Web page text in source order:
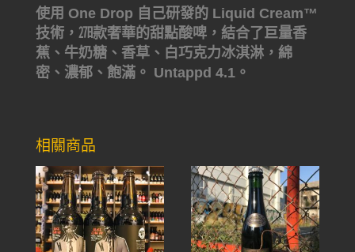
使用 One Drop 自己研發的 Liquid Cream™
技術，㏺款奢華的甜點酸啤，結合了巨量香
蕉、牛奶糖、香草、白巧克力冰淇淋，綿
密、濃郁、飽滿。 Untappd 4.1。
相關商品